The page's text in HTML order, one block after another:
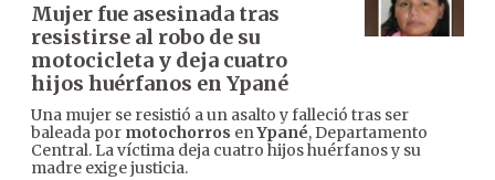
Mujer fue asesinada tras
resistirse al robo de su
motocicleta y deja cuatro
hijos huérfanos en Ypané
Una mujer se resistió a un asalto y falleció tras ser
baleada por motochorros enYpané, Departamento
Central. La víctima deja cuatro hijos huérfanos y su
madre exige justicia.